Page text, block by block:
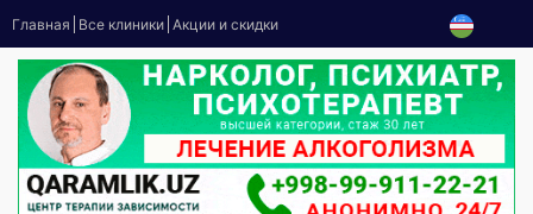
Главная Все клиники Акции и скидки